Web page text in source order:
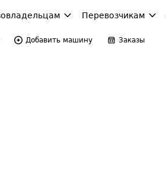
Перевозчикам
Добавить машину Заказы